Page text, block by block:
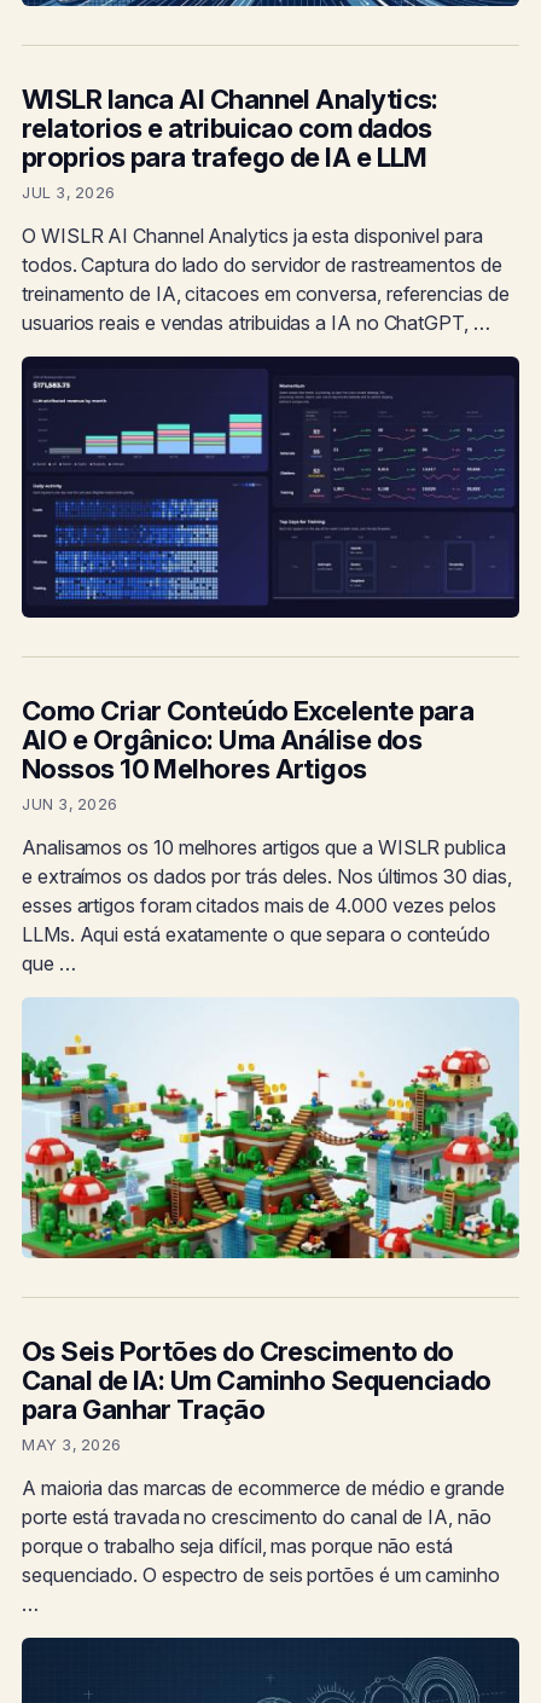
WISLR lanca AI Channel Analytics:
relatorios e atribuicao com dados
proprios para trafego de IA e LLM
JUL 3, 2026
O WISLR AI Channel Analytics ja esta disponivel para
todos. Captura do lado do servidor de rastreamentos de
treinamento de IA, citacoes em conversa, referencias de
usuarios reais e vendas atribuidas a IA no ChatGPT, …
Como Criar Conteúdo Excelente para
AIO e Orgânico: Uma Análise dos
Nossos 10 Melhores Artigos
JUN 3, 2026
Analisamos os 10 melhores artigos que a WISLR publica
e extraímos os dados por trás deles. Nos últimos 30 dias,
esses artigos foram citados mais de 4.000 vezes pelos
LLMs. Aqui está exatamente o que separa o conteúdo
que …
Os Seis Portões do Crescimento do
Canal de IA: Um Caminho Sequenciado
para Ganhar Tração
MAY 3, 2026
A maioria das marcas de ecommerce de médio e grande
porte está travada no crescimento do canal de IA, não
porque o trabalho seja difícil, mas porque não está
sequenciado. O espectro de seis portões é um caminho
…